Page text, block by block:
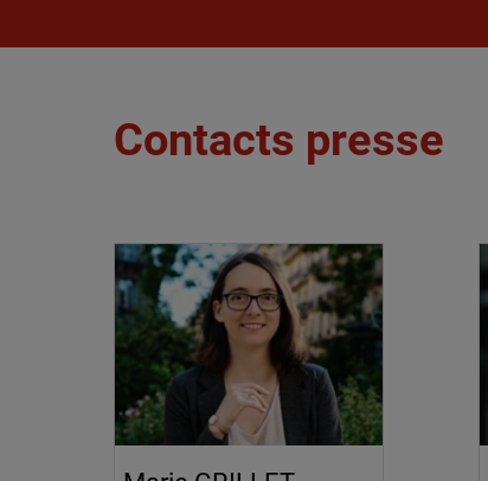
Contacts presse